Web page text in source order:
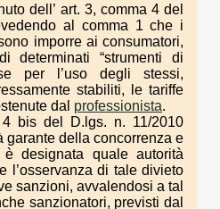
dell’ art. 3, comma 4 del
al comma 1 che i
imporre ai consumatori,
determinati “strumenti di
per l’uso degli stessi,
stabiliti, le tariffe
dal professionista.
4 bis del D.lgs. n. 11/2010
garante della concorrenza e
designata quale autorità
l’osservanza di tale divieto
sanzioni, avvalendosi a tal
sanzionatori, previsti dal